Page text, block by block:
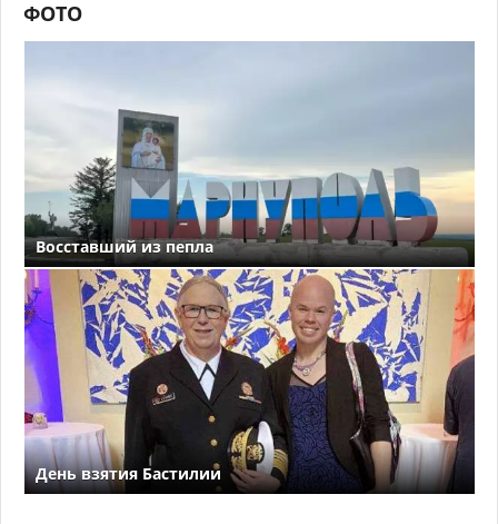
ФОТО
Восставший из пепла
День взятия Бастилии